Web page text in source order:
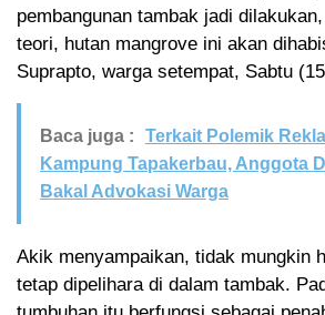
pembangunan tambak jadi
teori, hutan mangrove ini akan
Suprapto, warga setempat, Sabtu
Baca juga :
Terkait Polemik
Kampung Tapakerbau, Anggota
Bakal Advokasi Warga
Akik menyampaikan, tidak mungkin
tetap dipelihara di dalam tambak.